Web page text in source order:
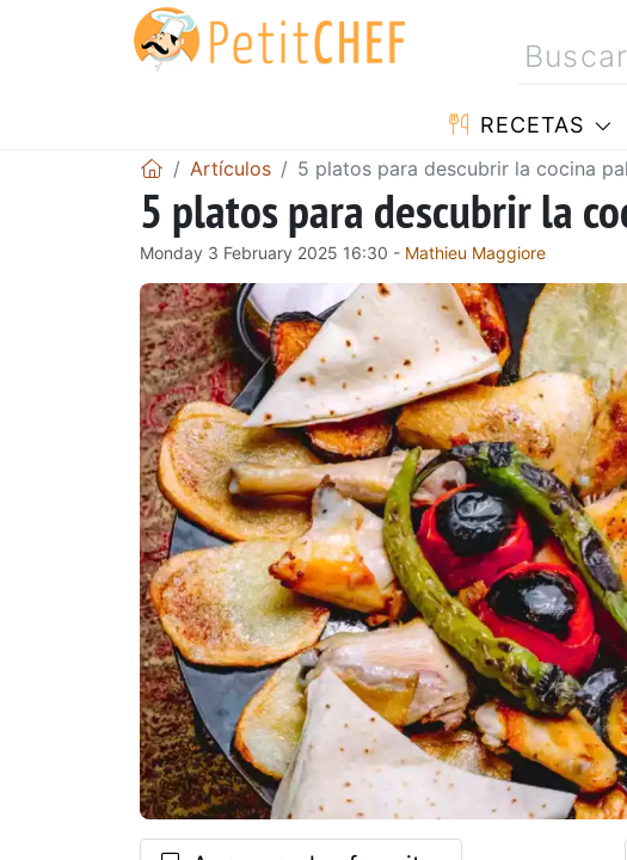
RECETAS
Artículos 5 platos para descubrir la cocina
5 platos para descubrir la
Monday 3 February 2025 16:30 - Mathieu Maggiore